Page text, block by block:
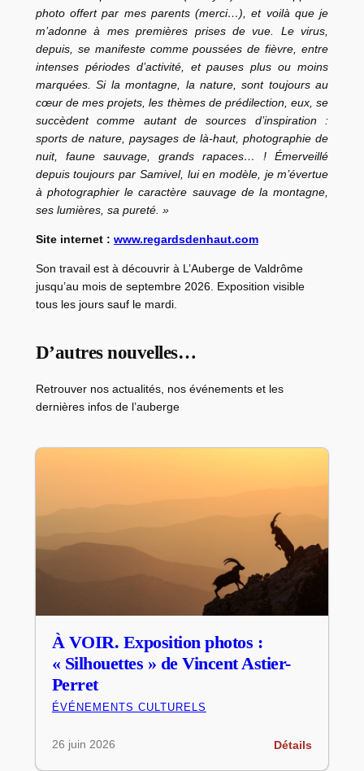
photo offert par mes parents (merci…), et voilà que je
m’adonne à mes premières prises de vue. Le virus,
depuis, se manifeste comme poussées de fièvre, entre
intenses périodes d’activité, et pauses plus ou moins
marquées. Si la montagne, la nature, sont toujours au
cœur de mes projets, les thèmes de prédilection, eux, se
succèdent comme autant de sources d’inspiration :
sports de nature, paysages de là-haut, photographie de
nuit, faune sauvage, grands rapaces… ! Émerveillé
depuis toujours par Samivel, lui en modèle, je m’évertue
à photographier le caractère sauvage de la montagne,
ses lumières, sa pureté. »
Site internet : www.regardsdenhaut.com
Son travail est à découvrir à L’Auberge de Valdrôme
jusqu’au mois de septembre 2026. Exposition visible
tous les jours sauf le mardi.
D’autres nouvelles…
Retrouver nos actualités, nos événements et les
dernières infos de l’auberge
À VOIR. Exposition photos :
« Silhouettes » de Vincent Astier-
Perret
ÉVÉNEMENTS CULTURELS
26 juin 2026 Détails